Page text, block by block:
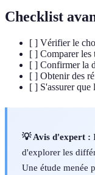
Checklist
[ ] Vérifier le
[ ] Comparer les
[ ] Confirmer la
[ ] Obtenir des
[ ] S'assurer que
💡 Avis d'expert :
d'explorer les
Une étude menée